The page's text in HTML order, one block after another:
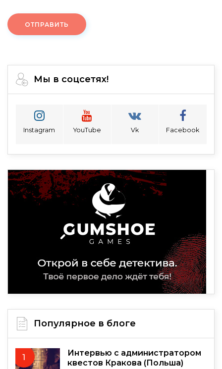
ОТПРАВИТЬ
Мы в соцсетях!
Instagram YouTube Vk Facebook
Популярное в блоге
1
Интервью с администратором
квестов Кракова (Польша)